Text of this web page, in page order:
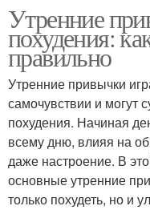
Утренние
похудения:
правильно
Утренние привычки
самочувствии и могут
похудения. Начиная
всему дню, влияя на
даже настроение. В
основные утренние
только похудеть, но и